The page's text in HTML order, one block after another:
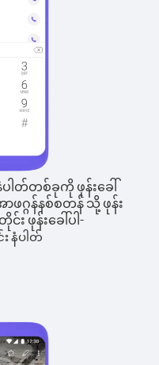
ါတ်တစ်ခုကို ဖုန်းခေါ်
ဖဂ္ဂန်နစ်စတန် သို့ ဖုန်း
ဖုန်းခေါ်ပါ-
နံပါတ်